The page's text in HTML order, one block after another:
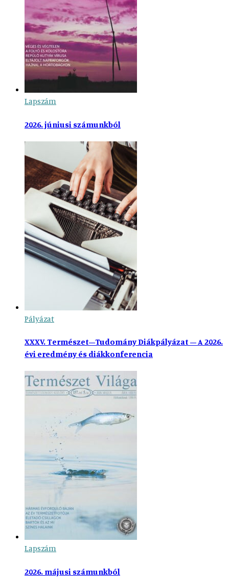
Lapszám
2026. júniusi számunkból
Pályázat
XXXV. Természet–Tudomány Diákpályázat – A 2026.
évi eredmény és diákkonferencia
Lapszám
2026. májusi számunkból